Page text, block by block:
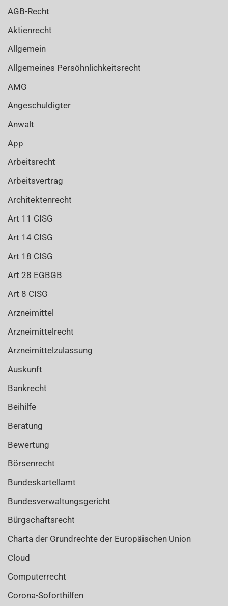
AGB-Recht
Aktienrecht
Allgemein
Allgemeines Persöhnlichkeitsrecht
AMG
Angeschuldigter
Anwalt
App
Arbeitsrecht
Arbeitsvertrag
Architektenrecht
Art 11 CISG
Art 14 CISG
Art 18 CISG
Art 28 EGBGB
Art 8 CISG
Arzneimittel
Arzneimittelrecht
Arzneimittelzulassung
Auskunft
Bankrecht
Beihilfe
Beratung
Bewertung
Börsenrecht
Bundeskartellamt
Bundesverwaltungsgericht
Bürgschaftsrecht
Charta der Grundrechte der Europäischen Union
Cloud
Computerrecht
Corona-Soforthilfen